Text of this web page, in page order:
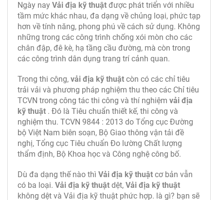
Ngày nay Vải địa kỹ thuật được phát triển với nhiều
tầm mức khác nhau, đa dạng về chủng loại, phức tạp
hơn về tính năng, phong phú về cách sử dụng. Không
những trong các công trình chống xói mòn cho các
chân đập, đê kè, hạ tầng cầu đường, mà còn trong
các công trình dân dụng trang trí cảnh quan.
Trong thi công, vải địa kỹ thuật còn có các chỉ tiêu
trải vải và phương pháp nghiệm thu theo các Chỉ tiêu
TCVN trong công tác thi công và thí nghiệm vải địa
kỹ thuật . Đó là Tiêu chuẩn thiết kế, thi công và
nghiệm thu. TCVN 9844 : 2013 do Tổng cục Đường
bộ Việt Nam biên soạn, Bộ Giao thông vận tải đề
nghị, Tổng cục Tiêu chuẩn Đo lường Chất lượng
thẩm định, Bộ Khoa học và Công nghệ công bố.
Dù đa dạng thế nào thì Vải địa kỹ thuật cơ bản vẫn
có ba loại. Vải địa kỹ thuật dệt, Vải địa kỹ thuật
không dệt và Vải địa kỹ thuật phức hợp. là gì? bạn sẽ